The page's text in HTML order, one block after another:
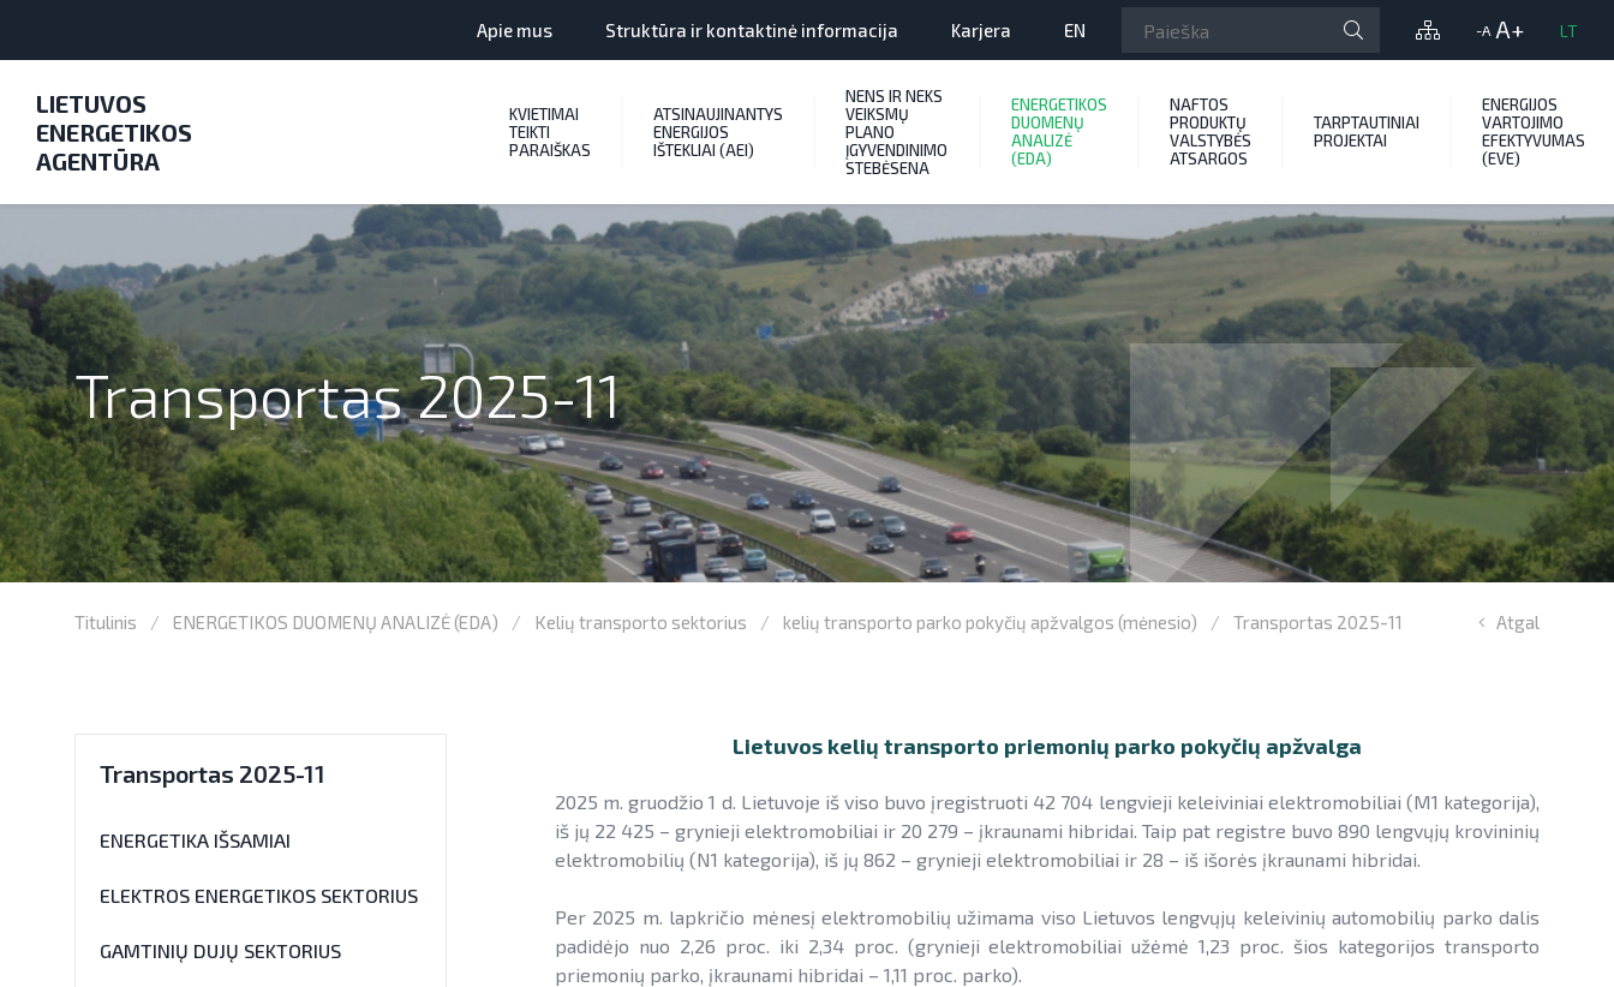
LIETUVOS
ENERGETIKOS
AGENTŪRA
Apie mus Struktūra ir kontaktinė informacija Karjera EN -A A+ LT
KVIETIMAI
TEIKTI
PARAIŠKAS
ATSINAUJINANTYS
ENERGIJOS
IŠTEKLIAI (AEI)
NENS IR NEKS
VEIKSMŲ
PLANO
ĮGYVENDINIMO
STEBĖSENA
ENERGETIKOS
DUOMENŲ
ANALIZĖ
(EDA)
NAFTOS
PRODUKTŲ
VALSTYBĖS
ATSARGOS
TARPTAUTINIAI
PROJEKTAI
ENERGIJOS
VARTOJIMO
EFEKTYVUMAS
(EVE)
Transportas 2025-11
Titulinis ENERGETIKOS DUOMENŲ ANALIZĖ (EDA) Kelių transporto sektorius kelių transporto parko pokyčių apžvalgos (mėnesio) Transportas 2025-11 Atgal
Transportas 2025-11
ENERGETIKA IŠSAMIAI
ELEKTROS ENERGETIKOS SEKTORIUS
GAMTINIŲ DUJŲ SEKTORIUS
Lietuvos kelių transporto priemonių parko pokyčių apžvalga
2025 m. gruodžio 1 d. Lietuvoje iš viso buvo įregistruoti 42 704 lengvieji keleiviniai elektromobiliai (M1 kategorija),
iš jų 22 425 – grynieji elektromobiliai ir 20 279 – įkraunami hibridai. Taip pat registre buvo 890 lengvųjų krovininių
elektromobilių (N1 kategorija), iš jų 862 – grynieji elektromobiliai ir 28 – iš išorės įkraunami hibridai.
Per 2025 m. lapkričio mėnesį elektromobilių užimama viso Lietuvos lengvųjų keleivinių automobilių parko dalis
padidėjo nuo 2,26 proc. iki 2,34 proc. (grynieji elektromobiliai užėmė 1,23 proc. šios kategorijos transporto
priemonių parko, įkraunami hibridai – 1,11 proc. parko).